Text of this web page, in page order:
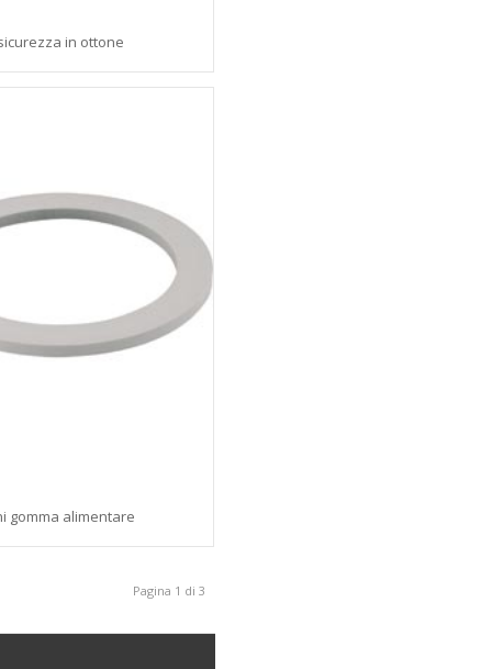
in ottone
gomma alimentare
Pagina 1 di 3